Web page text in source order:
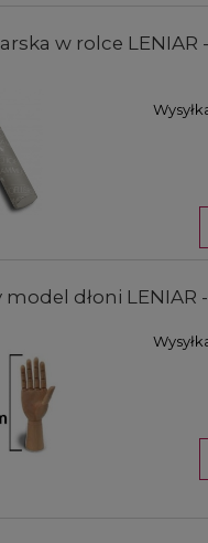
w rolce LENIAR
dłoni LENIAR